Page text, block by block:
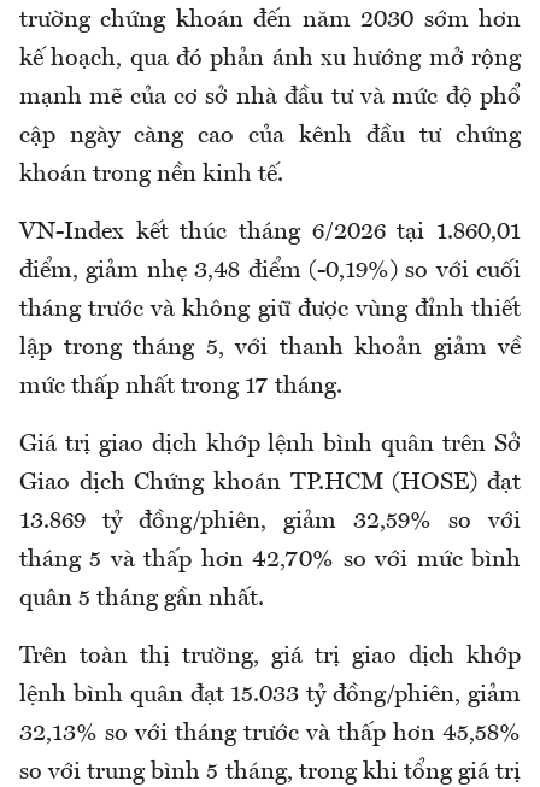
trường chứng khoán đến năm 2030 sớm hơn
kế hoạch, qua đó phản ánh xu hướng mở rộng
mạnh mẽ của cơ sở nhà đầu tư và mức độ phổ
cập ngày càng cao của kênh đầu tư chứng
khoán trong nền kinh tế.
VN-Index kết thúc tháng 6/2026 tại 1.860,01
điểm, giảm nhẹ 3,48 điểm (-0,19%) so với cuối
tháng trước và không giữ được vùng đỉnh thiết
lập trong tháng 5, với thanh khoản giảm về
mức thấp nhất trong 17 tháng.
Giá trị giao dịch khớp lệnh bình quân trên Sở
Giao dịch Chứng khoán TP.HCM (HOSE) đạt
13.869 tỷ đồng/phiên, giảm 32,59% so với
tháng 5 và thấp hơn 42,70% so với mức bình
quân 5 tháng gần nhất.
Trên toàn thị trường, giá trị giao dịch khớp
lệnh bình quân đạt 15.033 tỷ đồng/phiên, giảm
32,13% so với tháng trước và thấp hơn 45,58%
so với trung bình 5 tháng, trong khi tổng giá trị